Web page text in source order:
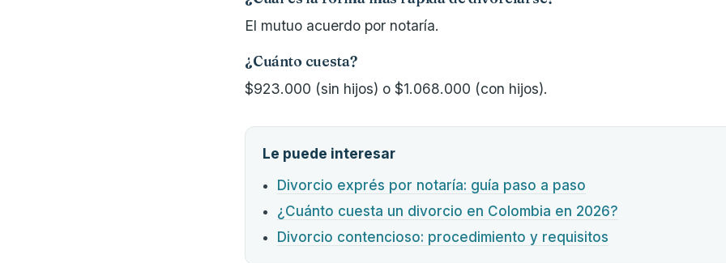
El mutuo acuerdo por notaría.
¿Cuánto cuesta?
$923.000 (sin hijos) o $1.068.000 (con hijos).
Le puede interesar
Divorcio exprés por notaría: guía paso a paso
¿Cuánto cuesta un divorcio en Colombia en 2026?
Divorcio contencioso: procedimiento y requisitos